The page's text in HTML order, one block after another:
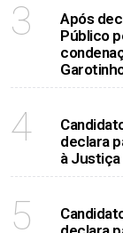
3
Após
Público
4
declara
à
5